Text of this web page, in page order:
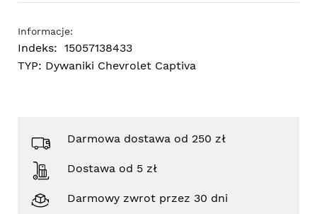
Informacje:
Indeks: 15057138433
TYP: Dywaniki Chevrolet Captiva
Darmowa dostawa od 250 zł
Dostawa od 5 zł
Darmowy zwrot przez 30 dni